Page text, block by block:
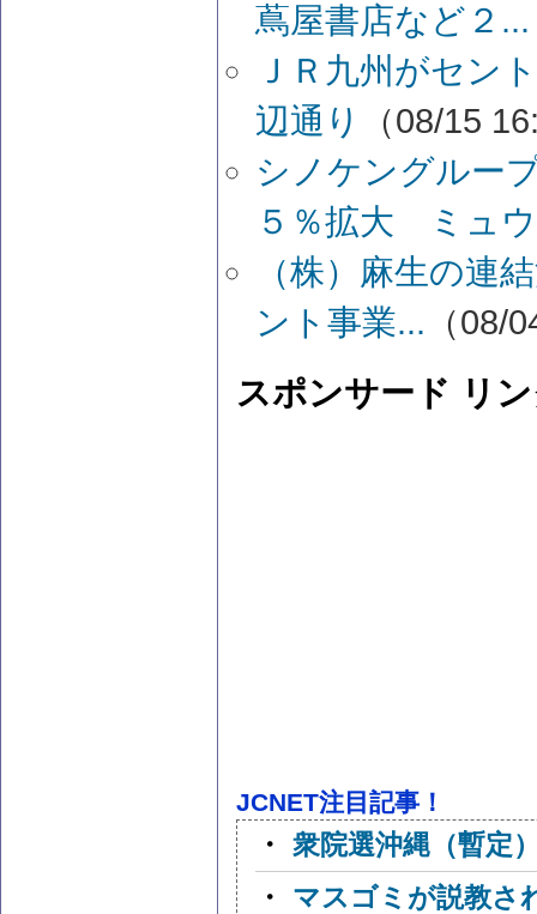
蔦屋書店など２...
ＪＲ九州がセン
辺通り
（08/15
シノケングルー
５％拡大 ミュ
（株）麻生の連
ント事業... （08/
スポンサード リ
JCNET注目記事！
・ 衆院選沖縄（暫定
・
マスゴミが説教さ